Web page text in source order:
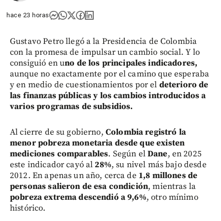
hace 23 horas
Gustavo Petro llegó a la Presidencia de Colombia
con la promesa de impulsar un cambio social. Y lo
consiguió en uno de los principales indicadores,
aunque no exactamente por el camino que esperaba
y en medio de cuestionamientos por el deterioro de
las finanzas públicas y los cambios introducidos a
varios programas de subsidios.
Al cierre de su gobierno, Colombia registró la
menor pobreza monetaria desde que existen
mediciones comparables. Según elDane, en 2025
este indicador cayó al28%, su nivel más bajo desde
2012. En apenas un año, cerca de 1,8 millones de
personas salieron de esa condición, mientras la
pobreza extrema descendió a 9,6%, otro mínimo
histórico.